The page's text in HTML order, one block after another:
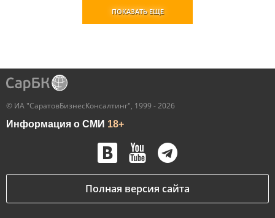
ПОКАЗАТЬ ЕЩЕ
© ИА "СаратовБизнесКонсалтинг", 1999 - 2026
Информация о СМИ 18+
Полная версия сайта